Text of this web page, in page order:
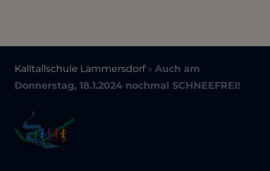
Kalltallschule Lammersdorf» Auch am
Donnerstag, 18.1.2024 nochmal SCHNEEFREI!